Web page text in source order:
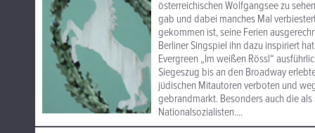
österreichischen Wolfgangsee zu
gab und dabei manches Mal
gekommen ist, seine Ferien
Berliner Singspiel ihn dazu inspiriert
Evergreen „Im weißen Rössl“
Siegeszug bis an den Broadway
jüdischen Mitautoren verboten und
gebrandmarkt. Besonders auch die
Nationalsozialisten....